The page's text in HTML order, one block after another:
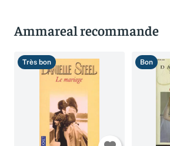
Ammareal recommande
Très bon Bon